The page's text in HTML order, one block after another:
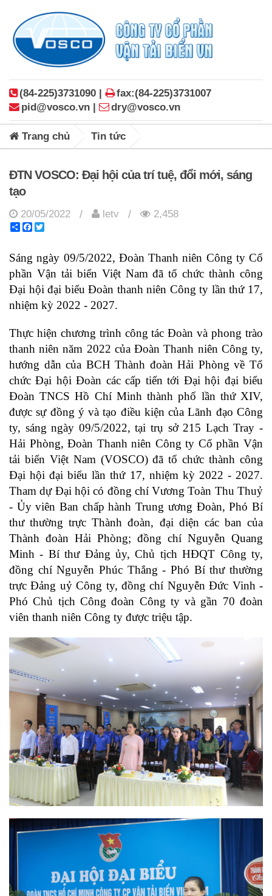
(84-225)3731090 |
fax:(84-225)3731007
pid@vosco.vn |
dry@vosco.vn
Trang chủ Tin tức
ĐTN VOSCO: Đại hội của trí tuệ, đổi mới, sáng
tạo
20/05/2022 / letv /
2,458
ShareFacebook
Sáng ngày 09/5/2022, Đoàn Thanh niên Công ty Cổ
phần Vận tải biển Việt Nam đã tổ chức thành công
Đại hội đại biểu Đoàn thanh niên Công ty lần thứ 17,
nhiệm kỳ 2022 - 2027.
Thực hiện chương trình công tác Đoàn và phong trào
thanh niên năm 2022 của Đoàn Thanh niên Công ty,
hướng dẫn của BCH Thành đoàn Hải Phòng về Tổ
chức Đại hội Đoàn các cấp tiến tới Đại hội đại biểu
Đoàn TNCS Hồ Chí Minh thành phố lần thứ XIV,
được sự đồng ý và tạo điều kiện của Lãnh đạo Công
ty, sáng ngày 09/5/2022, tại trụ sở 215 Lạch Tray -
Hải Phòng, Đoàn Thanh niên Công ty Cổ phần Vận
tải biển Việt Nam (VOSCO) đã tổ chức thành công
Đại hội đại biểu lần thứ 17, nhiệm kỳ 2022 - 2027.
Tham dự Đại hội có đồng chí Vương Toàn Thu Thuỷ
- Ủy viên Ban chấp hành Trung ương Đoàn, Phó Bí
thư thường trực Thành đoàn, đại diện các ban của
Thành đoàn Hải Phòng; đồng chí Nguyễn Quang
Minh - Bí thư Đảng ủy, Chủ tịch HĐQT Công ty,
đồng chí Nguyễn Phúc Thắng - Phó Bí thư thường
trực Đảng uỷ Công ty, đồng chí Nguyễn Đức Vinh -
Phó Chủ tịch Công đoàn Công ty và gần 70 đoàn
viên thanh niên Công ty được triệu tập.